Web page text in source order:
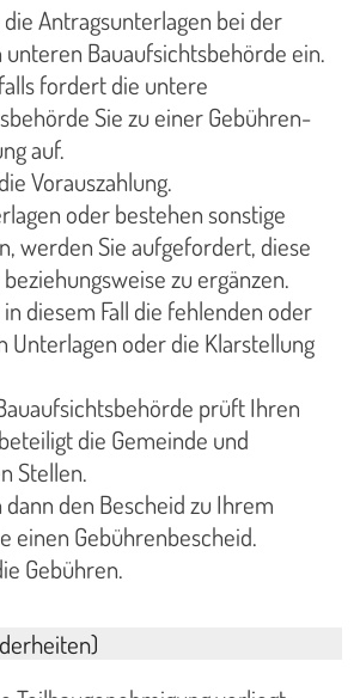
die Antragsunterlagen bei der
unteren Bauaufsichtsbehörde ein.
fordert die untere
Sie zu einer Gebühren-
auf.
Vorauszahlung.
oder bestehen sonstige
werden Sie aufgefordert, diese
zu ergänzen.
in diesem Fall die fehlenden oder
Unterlagen oder die Klarstellung
prüft Ihren
die Gemeinde und
Stellen.
den Bescheid zu Ihrem
einen Gebührenbescheid.
Gebühren.